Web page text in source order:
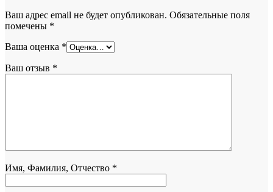
Ваш адрес email не будет опубликован. Обязательные поля
помечены *
Ваша оценка *
Ваш отзыв *
Имя, Фамилия, Отчество *